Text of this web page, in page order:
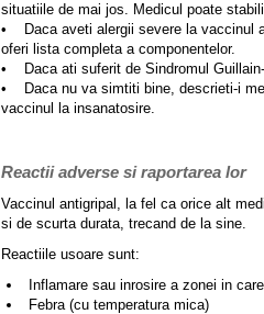
situatiile de mai jos. Medicul poate
• Daca aveti alergii severe la vaccinul
oferi lista completa a componentelor.
• Daca ati suferit de Sindromul
• Daca nu va simtiti bine, descrieti-i
vaccinul la insanatosire.
Reactii adverse si raportarea lor
Vaccinul antigripal, la fel ca orice alt
si de scurta durata, trecand de la sine.
Reactiile usoare sunt:
Inflamare sau inrosire a zonei in
Febra (cu temperatura mica)